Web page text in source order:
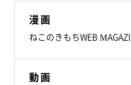
漫画
ねこのきもちWEB
動画